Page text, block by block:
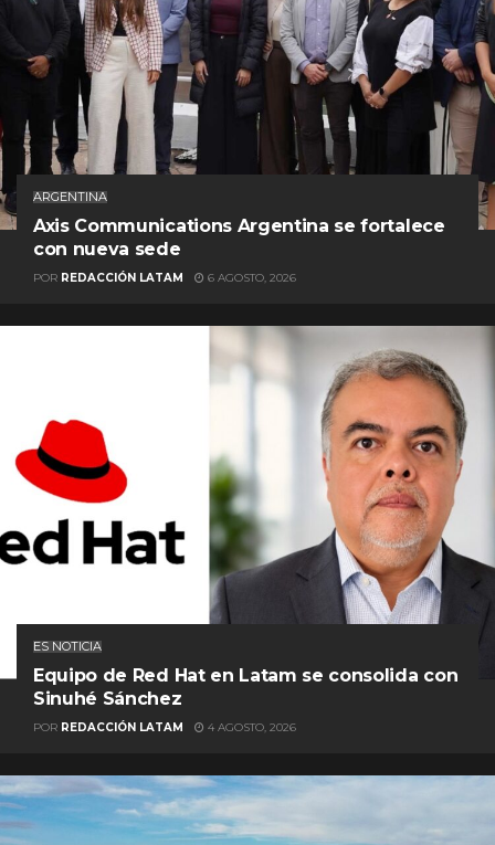
ARGENTINA
Axis Communications Argentina se fortalece
con nueva sede
POR REDACCIÓN LATAM 6 AGOSTO, 2026
ES NOTICIA
Equipo de Red Hat en Latam se consolida con
Sinuhé Sánchez
POR REDACCIÓN LATAM 4 AGOSTO, 2026